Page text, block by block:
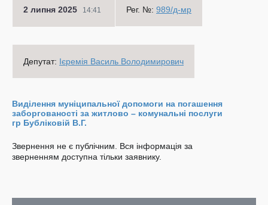
2 липня 2025 14:41 Рег. №: 989/д-мр
Депутат: Ієремія Василь Володимирович
Виділення муніципальної допомоги на погашення
заборгованості за житлово – комунальні послуги
гр Бубліковій В.Г.
Звернення не є публічним. Вся інформація за
зверненням доступна тільки заявнику.